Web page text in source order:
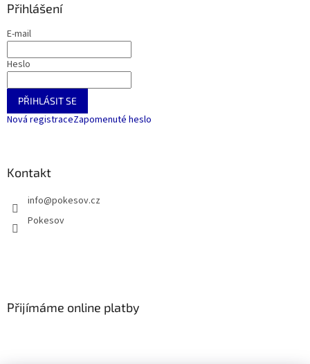
Přihlášení
E-mail
Heslo
PŘIHLÁSIT SE
Nová registraceZapomenuté heslo
Kontakt
info@pokesov.cz
Pokesov
Přijímáme online platby